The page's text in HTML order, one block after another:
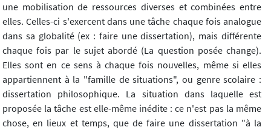
une mobilisation de ressources diverses et combinées entre
elles. Celles-ci s'exercent dans une tâche chaque fois analogue
dans sa globalité (ex : faire une dissertation), mais différente
chaque fois par le sujet abordé (La question posée change).
Elles sont en ce sens à chaque fois nouvelles, même si elles
appartiennent à la "famille de situations", ou genre scolaire :
dissertation philosophique. La situation dans laquelle est
proposée la tâche est elle-même inédite : ce n'est pas la même
chose, en lieux et temps, que de faire une dissertation "à la